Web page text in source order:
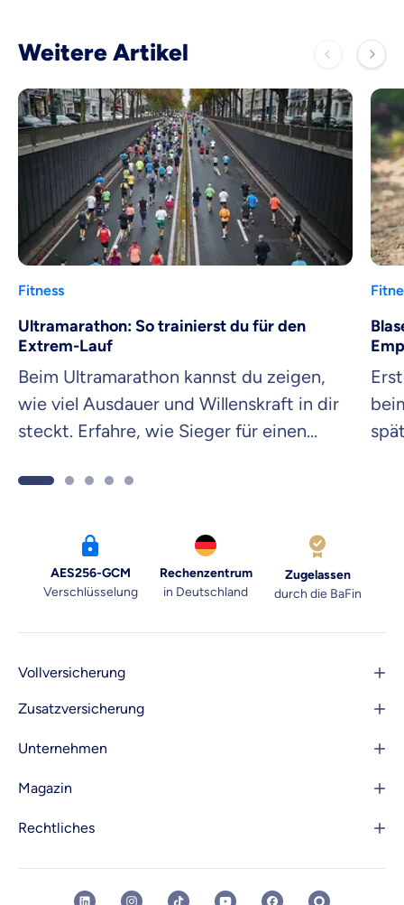
Weitere Artikel
Fitness
Ultramarathon: So trainierst du für den
Extrem-Lauf
Beim Ultramarathon kannst du zeigen,
wie viel Ausdauer und Willenskraft in dir
steckt. Erfahre, wie Sieger für einen
AES256-GCM
Verschlüsselung
Rechenzentrum
in Deutschland
Zugelassen
durch die BaFin
Vollversicherung
Zusatzversicherung
Unternehmen
Magazin
Rechtliches